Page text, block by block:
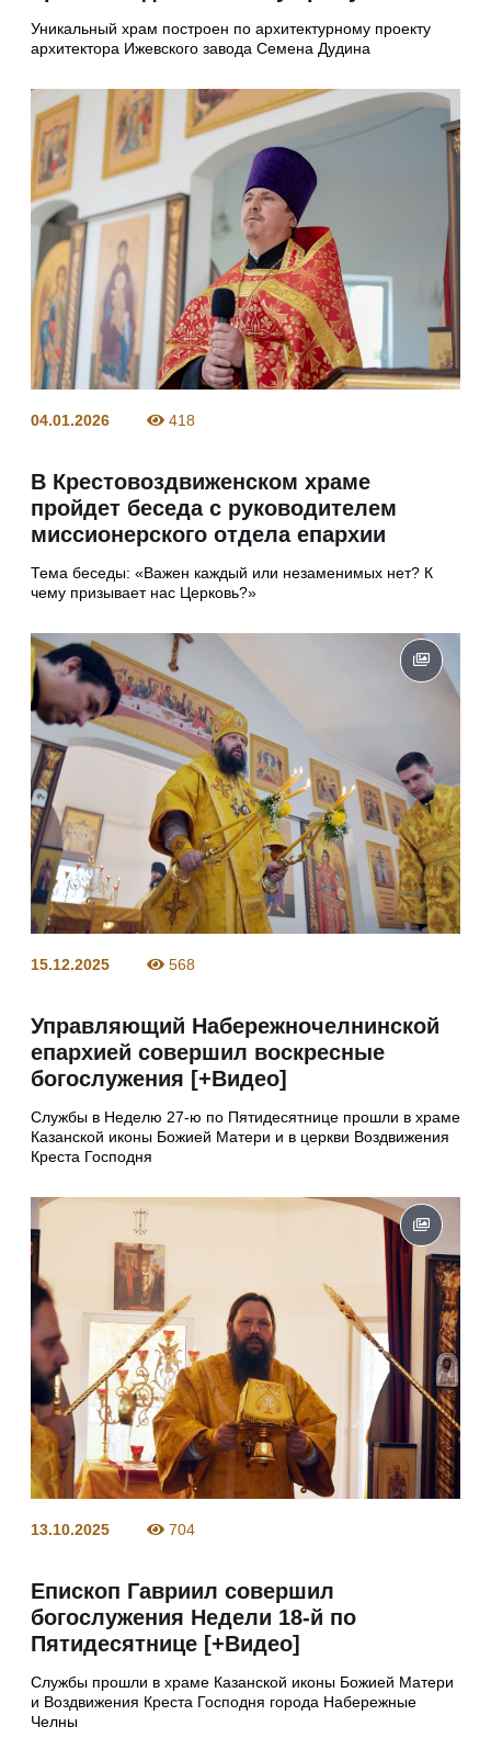
Уникальный храм построен по архитектурному проекту
архитектора Ижевского завода Семена Дудина
04.01.2026 418
В Крестовоздвиженском храме
пройдет беседа с руководителем
миссионерского отдела епархии
Тема беседы: «Важен каждый или незаменимых нет? К
чему призывает нас Церковь?»
15.12.2025 568
Управляющий Набережночелнинской
епархией совершил воскресные
богослужения [+Видео]
Службы в Неделю 27-ю по Пятидесятнице прошли в храме
Казанской иконы Божией Матери и в церкви Воздвижения
Креста Господня
13.10.2025 704
Епископ Гавриил совершил
богослужения Недели 18-й по
Пятидесятнице [+Видео]
Службы прошли в храме Казанской иконы Божией Матери
и Воздвижения Креста Господня города Набережные
Челны